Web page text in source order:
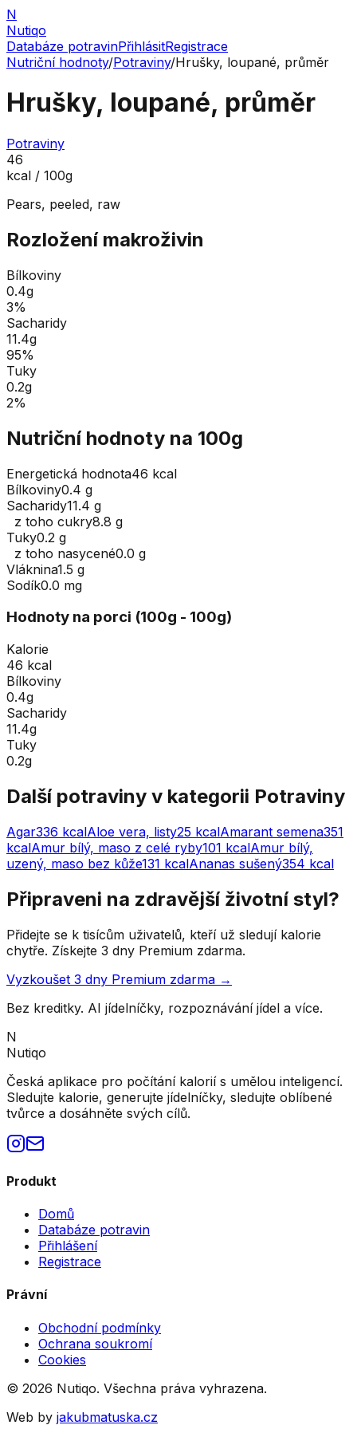
N
Nutiqo
Databáze potravinPřihlásitRegistrace
Nutriční hodnoty/Potraviny/Hrušky, loupané, průměr
Hrušky, loupané, průměr
Potraviny
46
kcal / 100g
Pears, peeled, raw
Rozložení makroživin
Bílkoviny
0.4g
3%
Sacharidy
11.4g
95%
Tuky
0.2g
2%
Nutriční hodnoty na 100g
Energetická hodnota46 kcal
Bílkoviny0.4 g
Sacharidy11.4 g
z toho cukry8.8 g
Tuky0.2 g
z toho nasycené0.0 g
Vláknina1.5 g
Sodík0.0 mg
Hodnoty na porci (100g - 100g)
Kalorie
46 kcal
Bílkoviny
0.4g
Sacharidy
11.4g
Tuky
0.2g
Další potraviny v kategorii Potraviny
Agar336 kcalAloe vera, listy25 kcalAmarant semena351
kcalAmur bílý, maso z celé ryby101 kcalAmur bílý,
uzený, maso bez kůže131 kcalAnanas sušený354 kcal
Připraveni na zdravější životní styl?
Přidejte se k tisícům uživatelů, kteří už sledují kalorie
chytře. Získejte 3 dny Premium zdarma.
Vyzkoušet 3 dny Premium zdarma →
Bez kreditky. AI jídelníčky, rozpoznávání jídel a více.
N
Nutiqo
Česká aplikace pro počítání kalorií s umělou inteligencí.
Sledujte kalorie, generujte jídelníčky, sledujte oblíbené
tvůrce a dosáhněte svých cílů.
Produkt
Domů
Databáze potravin
Přihlášení
Registrace
Právní
Obchodní podmínky
Ochrana soukromí
Cookies
© 2026 Nutiqo. Všechna práva vyhrazena.
Web by jakubmatuska.cz